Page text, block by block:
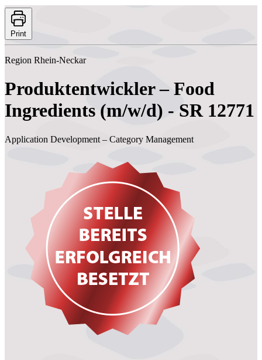
Print
Region Rhein-Neckar
Produktentwickler – Food
Ingredients (m/w/d) - SR 12771
Application Development – Category Management